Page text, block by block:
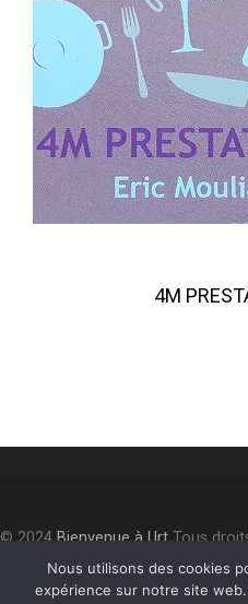
4M
© 2024Bienvenue à UrtTous
Accessibilité ⎮Plan du site⎮
confidentialité
Nous utilisons des cookies
expérience sur notre site